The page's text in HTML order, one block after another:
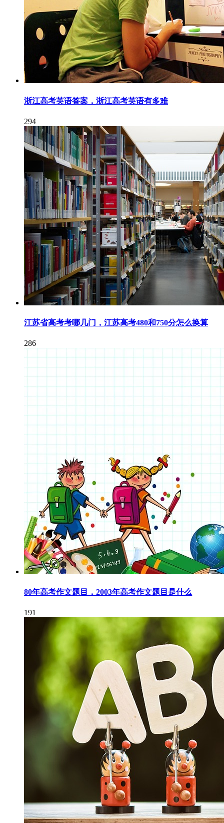
浙江高考英语答案，浙江高考英语有多难
294
江苏省高考考哪几门，江苏高考480和750分怎么换算
286
80年高考作文题目，2003年高考作文题目是什么
191